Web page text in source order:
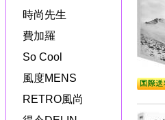
時尚先生
費加羅
So Cool
風度MENS
RETRO風尚